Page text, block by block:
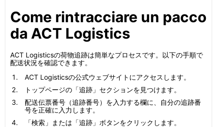
Come rintracciare un pacco
da ACT Logistics
ACT Logisticsの荷物追跡は簡単なプロセスです。以下の手順で
配送状況を確認できます。
ACT Logisticsの公式ウェブサイトにアクセスします。
トップページの「追跡」セクションを見つけます。
配送伝票番号（追跡番号）を入力する欄に、自分の追跡番
号を正確に入力します。
「検索」または「追跡」ボタンをクリックします。